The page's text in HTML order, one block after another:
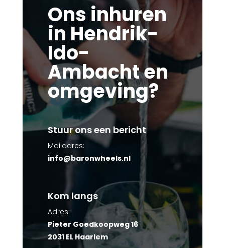
Ons inhuren
in Hendrik-
Ido-
Ambacht en
omgeving?
Stuur ons een bericht
Mailadres:
info@baronwheels.nl
Kom langs
Adres:
Pieter Goedkoopweg 16
2031 EL Haarlem